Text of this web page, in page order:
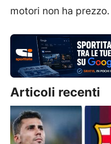
motori non ha prezzo.
Articoli recenti